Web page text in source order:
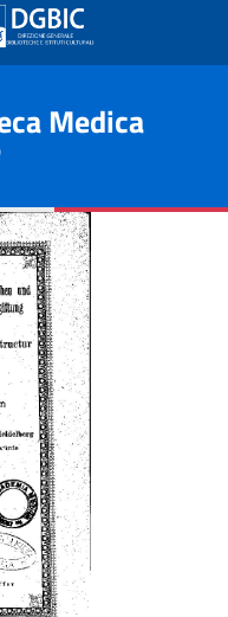
Medica